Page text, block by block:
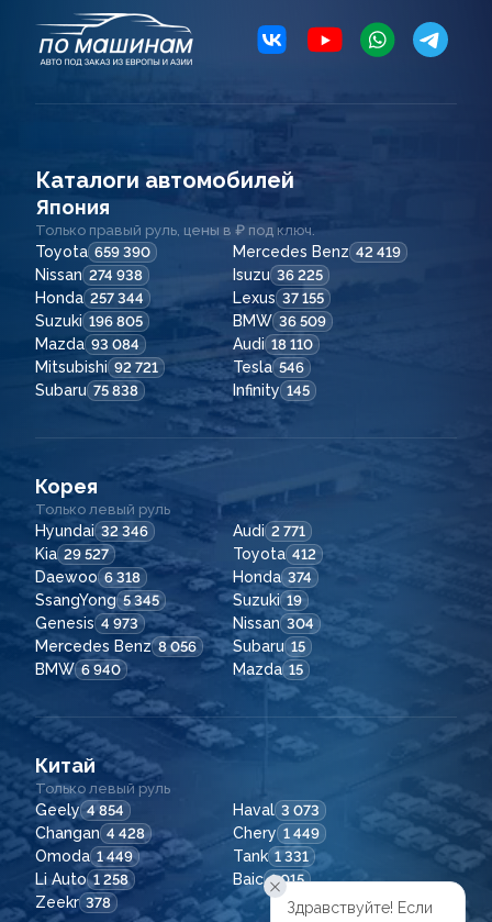
Каталоги автомобилей
Япония
Только правый руль, цены в ₽ под ключ.
Toyota 659 390 Mercedes Benz 42 419
Nissan 274 938 Isuzu 36 225
Honda 257 344 Lexus 37 155
Suzuki 196 805 BMW 36 509
Mazda 93 084 Audi 18 110
Mitsubishi 92 721 Tesla 546
Subaru 75 838 Infinity 145
Корея
Только левый руль
Hyundai 32 346 Audi 2 771
Kia 29 527 Toyota 412
Daewoo 6 318 Honda 374
SsangYong 5 345 Suzuki 19
Genesis 4 973 Nissan 304
Mercedes Benz 8 056 Subaru 15
BMW 6 940 Mazda 15
Китай
Только левый руль
Geely 4 854 Haval 3 073
Changan 4 428 Chery 1 449
Omoda 1 449 Tank 1 331
Li Auto 1 258 Baic 1 015
Zeekr 378
Здравствуйте! Если